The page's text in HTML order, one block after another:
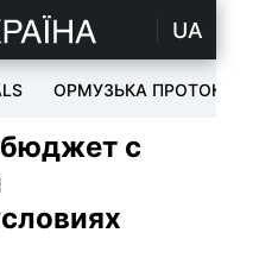
UA
ОРМУЗЬКА ПРОТОКА
с